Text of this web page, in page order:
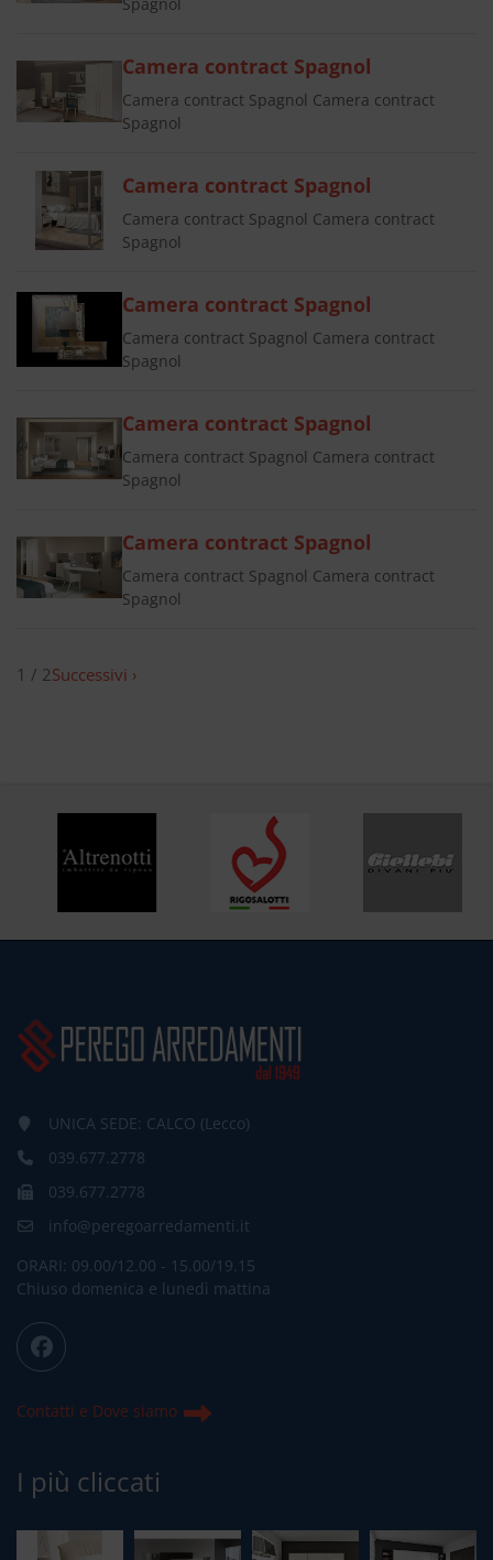
Camera contract Spagnol
Camera contract Spagnol Camera contract
Spagnol
Camera contract Spagnol
Camera contract Spagnol Camera contract
Spagnol
Camera contract Spagnol
Camera contract Spagnol Camera contract
Spagnol
Camera contract Spagnol
Camera contract Spagnol Camera contract
Spagnol
Camera contract Spagnol
Camera contract Spagnol Camera contract
Spagnol
1 / 2Successivi ›
UNICA SEDE: CALCO (Lecco)
039.677.2778
039.677.2778
info@peregoarredamenti.it
ORARI: 09.00/12.00 - 15.00/19.15
Chiuso domenica e lunedì mattina
Contatti e Dove siamo
I più cliccati